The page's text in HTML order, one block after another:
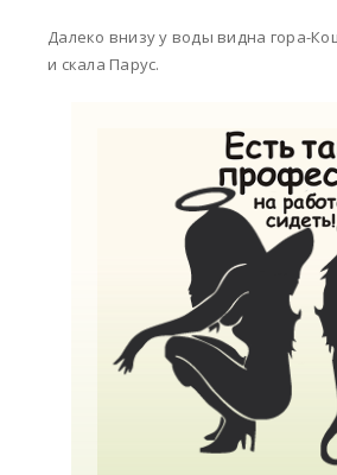
Далеко внизу у воды видна гора-
и скала Парус.